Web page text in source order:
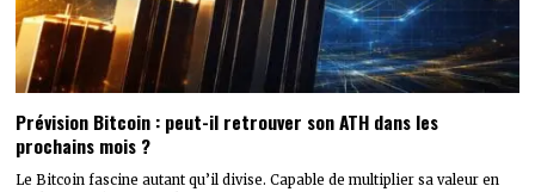
Prévision Bitcoin : peut-il retrouver son ATH dans les
prochains mois ?
Le Bitcoin fascine autant qu’il divise. Capable de multiplier sa valeur en